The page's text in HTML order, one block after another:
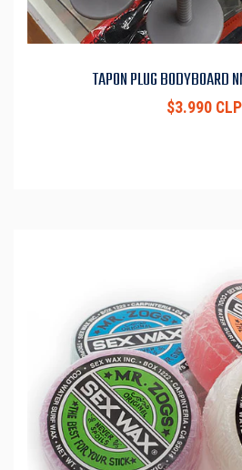
TAPON PLUG BODYBOARD
$3.990 CLP